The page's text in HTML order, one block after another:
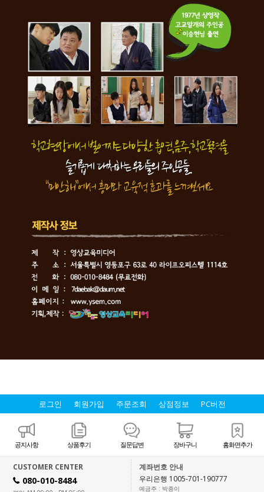
로그인 회원가입 주문조회 상점정보 PC버전
공지사항 상품후기 질문답변 장바구니 홈화면추가
CUSTOMER CENTER
H 080-010-8484
계좌번호 안내
우리은행 1005-701-190777
예금주 : 박종이